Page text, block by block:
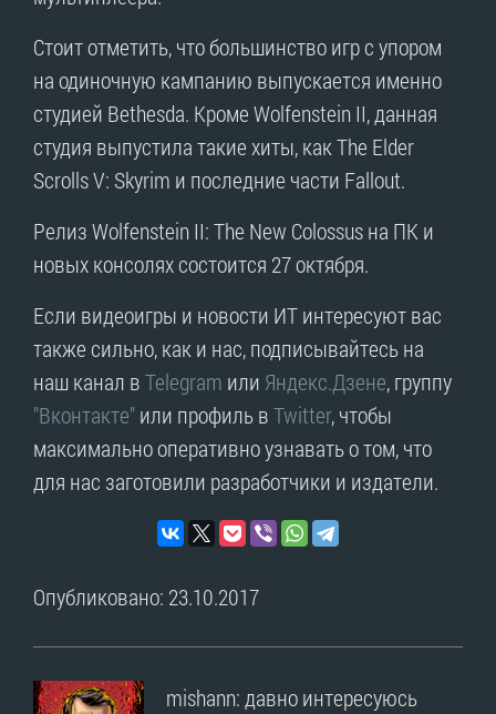
Стоит отметить, что большинство игр с упором
на одиночную кампанию выпускается именно
студией Bethesda. Кроме Wolfenstein II, данная
студия выпустила такие хиты, как The Elder
Scrolls V: Skyrim и последние части Fallout.
Релиз Wolfenstein II: The New Colossus на ПК и
новых консолях состоится 27 октября.
Если видеоигры и новости ИТ интересуют вас
также сильно, как и нас, подписывайтесь на
наш канал вTelegram или Яндекс.Дзене, группу
"Вконтакте"или профиль вTwitter, чтобы
максимально оперативно узнавать о том, что
для нас заготовили разработчики и издатели.
Опубликовано: 23.10.2017
mishann: давно интересуюсь